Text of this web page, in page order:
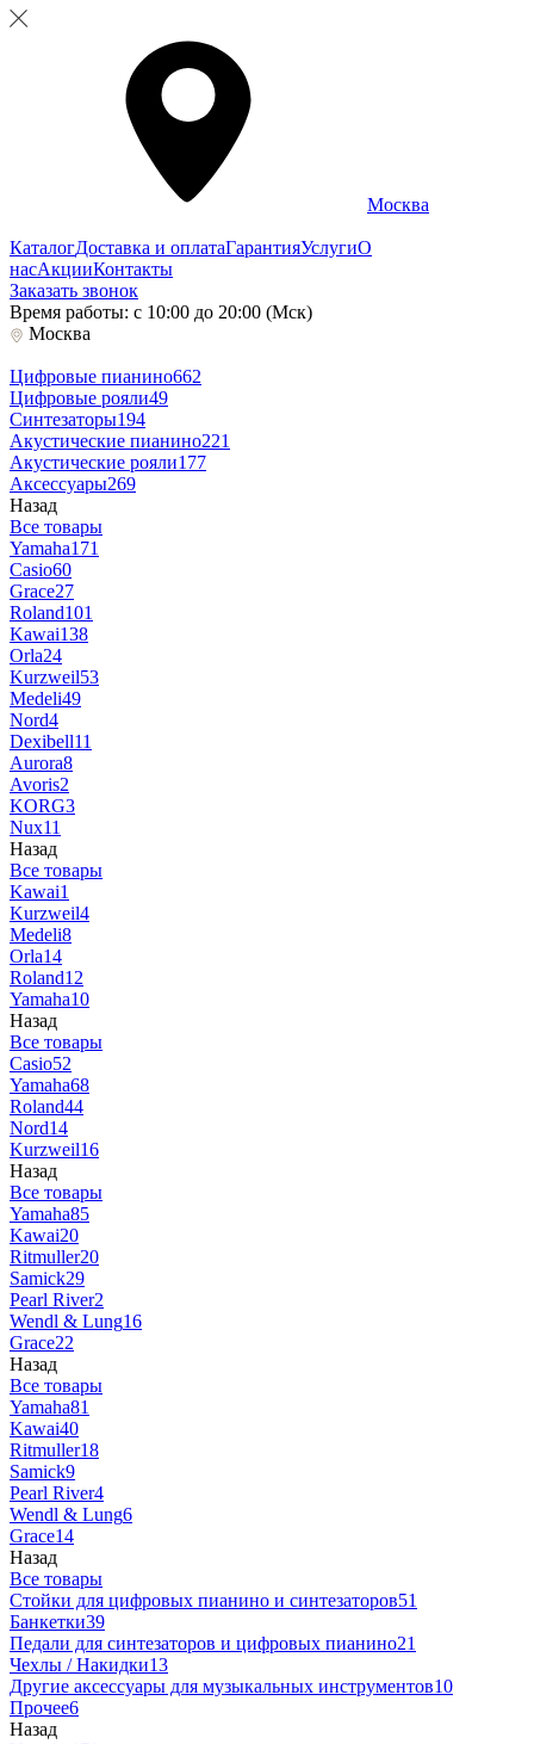
Москва
КаталогДоставка и оплатаГарантияУслугиО
насАкцииКонтакты
Заказать звонок
Время работы: с 10:00 до 20:00 (Мск)
Москва
Цифровые пианино662
Цифровые рояли49
Синтезаторы194
Акустические пианино221
Акустические рояли177
Аксессуары269
Назад
Все товары
Yamaha171
Casio60
Grace27
Roland101
Kawai138
Orla24
Kurzweil53
Medeli49
Nord4
Dexibell11
Aurora8
Avoris2
KORG3
Nux11
Назад
Все товары
Kawai1
Kurzweil4
Medeli8
Orla14
Roland12
Yamaha10
Назад
Все товары
Casio52
Yamaha68
Roland44
Nord14
Kurzweil16
Назад
Все товары
Yamaha85
Kawai20
Ritmuller20
Samick29
Pearl River2
Wendl & Lung16
Grace22
Назад
Все товары
Yamaha81
Kawai40
Ritmuller18
Samick9
Pearl River4
Wendl & Lung6
Grace14
Назад
Все товары
Стойки для цифровых пианино и синтезаторов51
Банкетки39
Педали для синтезаторов и цифровых пианино21
Чехлы / Накидки13
Другие аксессуары для музыкальных инструментов10
Прочее6
Назад